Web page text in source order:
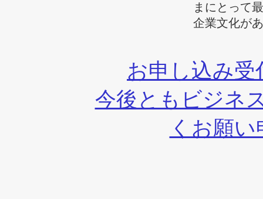
まにとって
企業文化が
お申し込み
今後ともビジネ
くお願